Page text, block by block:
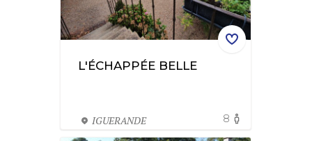
L'ÉCHAPPÉE BELLE
IGUERANDE 8